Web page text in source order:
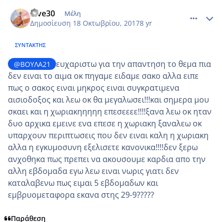
love30 Μέλη
Δημοσίευση 18 Οκτωβρίου, 20178 yr
ΣΥΝΤΆΚΤΗΣ
@ΒΟΥΛΑ21
ευχαριστω για την απαντηση το θεμα πια
δεν ειναι το αιμα οκ πηγαμε ειδαμε σακο αλλα ειπε
πως ο σακος ειναι μηκρος ειναι συγκρατιμενα
αισιοδοξος και λεω οκ θα μεγαλωσει!!!και σημερα μου
σκαει και η χωριακηηηηη επεσεεεε!!!!ξανα λεω οκ ηταν
δυο αρχικα εμεινε ενα επεσε η χωριακη ξαναλεω οκ
υπαρχουν περιπτωσεις που δεν ειναι καλη η χωριακη
αλλα η εγκυμοσυνη εξελισετε κανονικα!!!!δεν ξερω
ανχοθηκα πως πρεπει να ακουσουμε καρδια απο την
αλλη εβδομαδα εγω λεω ειναι νωρις γιατι δεν
καταλαβενω πως ειμαι 5 εβδομαδων και
εμβρυομεταφορα εκανα στης 29-9?????
Παράθεση